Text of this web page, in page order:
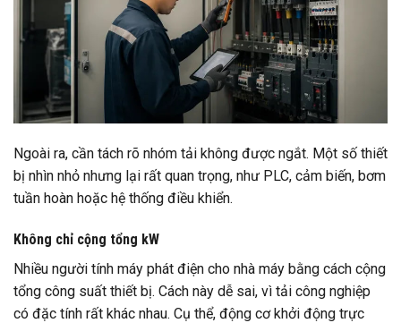
Ngoài ra, cần tách rõ nhóm tải không được ngắt. Một số thiết
bị nhìn nhỏ nhưng lại rất quan trọng, như PLC, cảm biến, bơm
tuần hoàn hoặc hệ thống điều khiển.
Không chỉ cộng tổng kW
Nhiều người tính máy phát điện cho nhà máy bằng cách cộng
tổng công suất thiết bị. Cách này dễ sai, vì tải công nghiệp
có đặc tính rất khác nhau. Cụ thể, động cơ khởi động trực